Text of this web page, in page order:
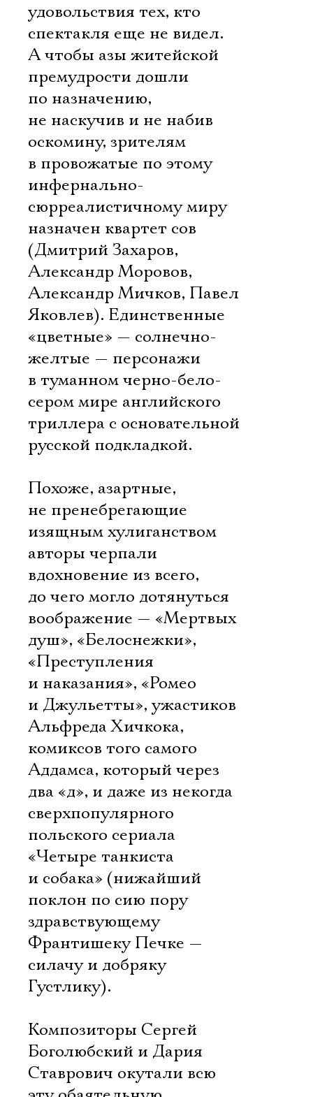
удовольствия тех, кто
спектакля еще не видел.
А чтобы азы житейской
премудрости дошли
по назначению,
не наскучив и не набив
оскомину, зрителям
в провожатые по этому
инфернально-
сюрреалистичному миру
назначен квартет сов
(Дмитрий Захаров,
Александр Моровов,
Александр Мичков, Павел
Яковлев). Единственные
«цветные» — солнечно-
желтые — персонажи
в туманном черно-бело-
сером мире английского
триллера с основательной
русской подкладкой.
Похоже, азартные,
не пренебрегающие
изящным хулиганством
авторы черпали
вдохновение из всего,
до чего могло дотянуться
воображение — «Мертвых
душ», «Белоснежки»,
«Преступления
и наказания», «Ромео
и Джульетты», ужастиков
Альфреда Хичкока,
комиксов того самого
Аддамса, который через
два «д», и даже из некогда
сверхпопулярного
польского сериала
«Четыре танкиста
и собака» (нижайший
поклон по сию пору
здравствующему
Франтишеку Печке —
силачу и добряку
Густлику).
Композиторы Сергей
Боголюбский и Дария
Ставрович окутали всю
Электропочта
Имя
Ознакомиться